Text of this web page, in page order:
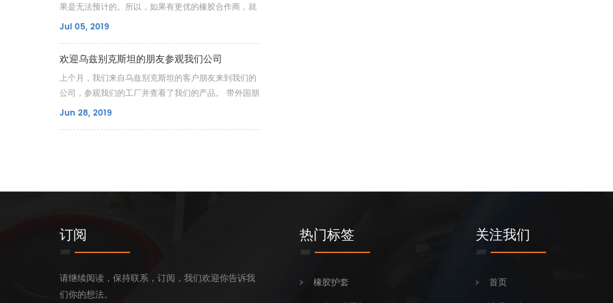
果是无法预计的。所以，如果有更优的橡胶合作商，就
要主动选择，更加确保产品的质量。因此，汽车行业在
进行仔细筛选。 我们富士特橡塑有限公司有15年的成熟
的运作经验，专业从事射出/模压橡胶制品和挤出橡胶
管的技术
Jul 05, 2019
欢迎乌兹别克斯坦的朋友参观我们公司
上个月，我们来自乌兹别克斯坦的客户朋友来到我们的
公司，参观我们的工厂并查看了我们的产品。 带外国朋
友参观完我们的工厂后，我们带他到小会议室里介绍我
Jun 28, 2019
订阅
请继续阅读，保持联系，订阅，我们欢迎你告诉我
们你的想法。
热门标签
橡胶护套
关注我们
首页